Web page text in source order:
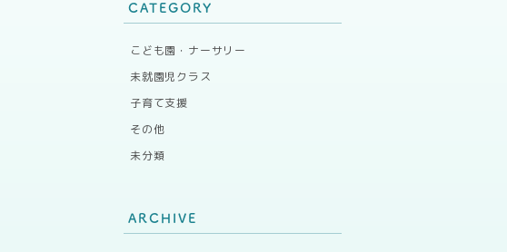
CATEGORY
こども園・ナーサリー
未就園児クラス
子育て支援
その他
未分類
ARCHIVE